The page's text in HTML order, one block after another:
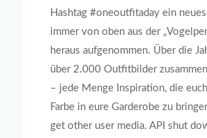
Hashtag #oneoutfitaday ein
immer von oben aus der
heraus aufgenommen. Über die
über 2.000 Outfitbilder
– jede Menge Inspiration, die
Farbe in eure Garderobe zu
get other user media. API shut